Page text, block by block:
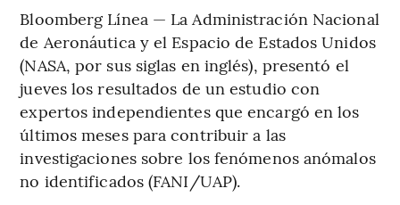
Bloomberg Línea — La Administración Nacional
de Aeronáutica y el Espacio de Estados Unidos
(NASA, por sus siglas en inglés), presentó el
jueves los resultados de un estudio con
expertos independientes que encargó en los
últimos meses para contribuir a las
investigaciones sobre los fenómenos anómalos
no identificados (FANI/UAP).